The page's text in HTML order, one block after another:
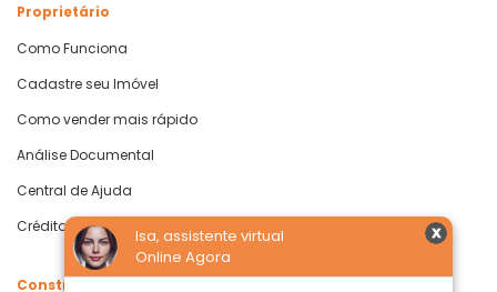
Isa, assistente virtual
Online Agora
Proprietário
Como Funciona
Cadastre seu Imóvel
Como vender mais rápido
Análise Documental
Central de Ajuda
Crédito com Garantia de Imóvel
Construtoras